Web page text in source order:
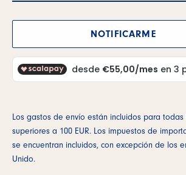
SELECCIONA TALLA
NOTIFICARME
Los gastos de envío están incluidos para todas
superiores a 100 EUR. Los impuestos de
se encuentran incluidos, con excepción de los
Unido.